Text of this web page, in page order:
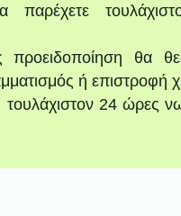
θα
ή επιστροφή
24 ώρες